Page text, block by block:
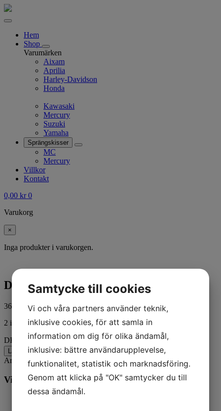
Hem
Shop
Varumärken
Aixam
Aprilia
Harley-Davidson
Honda
Kawasaki
Mercury
Suzuki
Yamaha
Sprängskisser
MC
Mercury
Villkor
Kontakt
0,00 kr 0
Varukorg
×
Inga produkter i varukorgen.
DRIP GUARD-OIL
36,00 kr ink. moms
2 i lager
DRIP GUARD-OIL mängd
Lägg till i varukorg
Artikelnr:8M0052100 Kategorier: Båt, Mercury
Vill du veta mer? Ring oss:
Samtycke till cookies
Vi och våra partners använder teknik,
inklusive cookies, för att samla in
information om dig för olika ändamål,
inklusive: bättre användarupplevelse,
funktionalitet, statistik och marknadsföring.
Genom att klicka på "OK" samtycker du till
dessa ändamål.